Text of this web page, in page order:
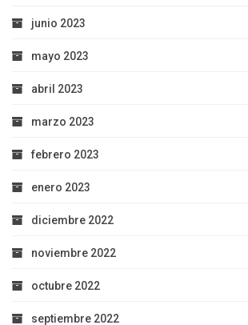
junio 2023
mayo 2023
abril 2023
marzo 2023
febrero 2023
enero 2023
diciembre 2022
noviembre 2022
octubre 2022
septiembre 2022